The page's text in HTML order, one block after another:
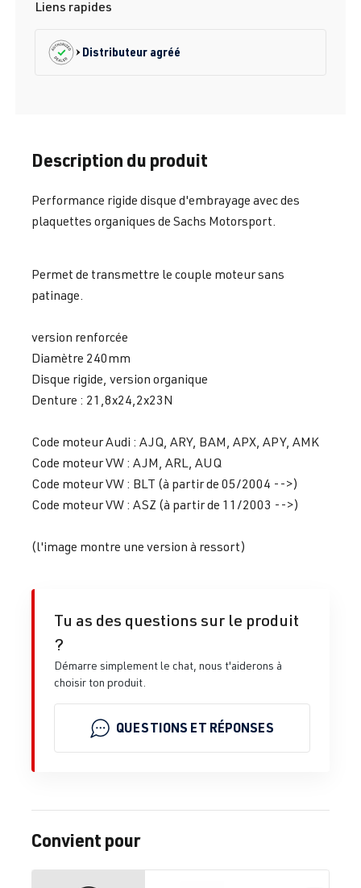
Liens rapides
Distributeur agréé
Description du produit
Performance rigide disque d'embrayage avec des
plaquettes organiques de Sachs Motorsport.
Permet de transmettre le couple moteur sans
patinage.
version renforcée
Diamètre 240mm
Disque rigide, version organique
Denture : 21,8x24,2x23N
Code moteur Audi : AJQ, ARY, BAM, APX, APY, AMK
Code moteur VW : AJM, ARL, AUQ
Code moteur VW : BLT (à partir de 05/2004 -->)
Code moteur VW : ASZ (à partir de 11/2003 -->)
(l'image montre une version à ressort)
Tu as des questions sur le produit
?
Démarre simplement le chat, nous t'aiderons à
choisir ton produit.
QUESTIONS ET RÉPONSES
Convient pour